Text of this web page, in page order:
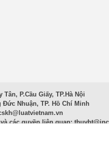
P.Cầu Giấy, TP.Hà Nội
Nhuận, TP. Hồ Chí Minh
các quyền liên quan: